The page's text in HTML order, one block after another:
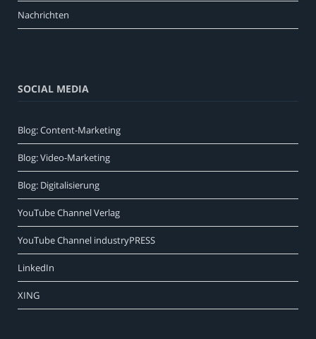
Nachrichten
SOCIAL MEDIA
Blog: Content-Marketing
Blog: Video-Marketing
Blog: Digitalisierung
YouTube Channel Verlag
YouTube Channel industryPRESS
LinkedIn
XING